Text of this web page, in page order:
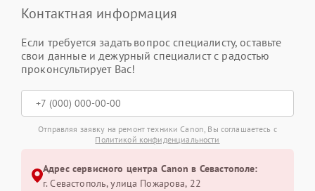
Контактная информация
Если требуется задать вопрос специалисту, оставьте
свои данные и дежурный специалист с радостью
проконсультирует Вас!
Отправляя заявку на ремонт техники Canon, Вы соглашаетесь с
Политикой конфиденциальности
Адрес сервисного центра Canon в Севастополе:
г. Севастополь, улица Пожарова, 22